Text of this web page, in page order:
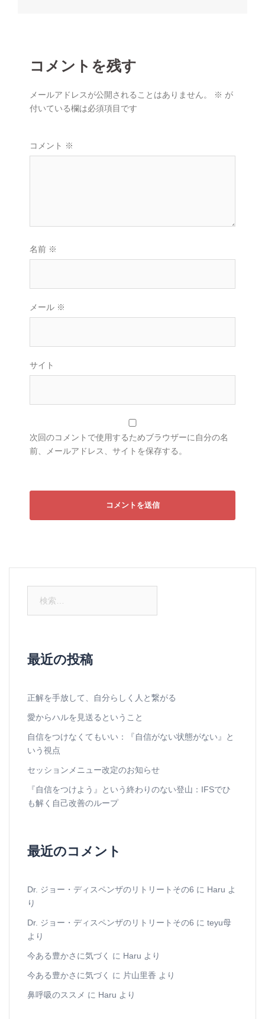
ョ
ン
コメントを残す
メールアドレスが公開されることはありません。 ※ が
付いている欄は必須項目です
コメント ※
名前 ※
メール ※
サイト
次回のコメントで使用するためブラウザーに自分の名
前、メールアドレス、サイトを保存する。
最近の投稿
正解を手放して、自分らしく人と繋がる
愛からハルを見送るということ
自信をつけなくてもいい：『自信がない状態がない』と
いう視点
セッションメニュー改定のお知らせ
『自信をつけよう』という終わりのない登山：IFSでひ
も解く自己改善のループ
最近のコメント
Dr. ジョー・ディスペンザのリトリートその6 に Haru よ
り
Dr. ジョー・ディスペンザのリトリートその6 に teyu母
より
今ある豊かさに気づく に Haru より
今ある豊かさに気づく に 片山里香 より
鼻呼吸のススメ に Haru より